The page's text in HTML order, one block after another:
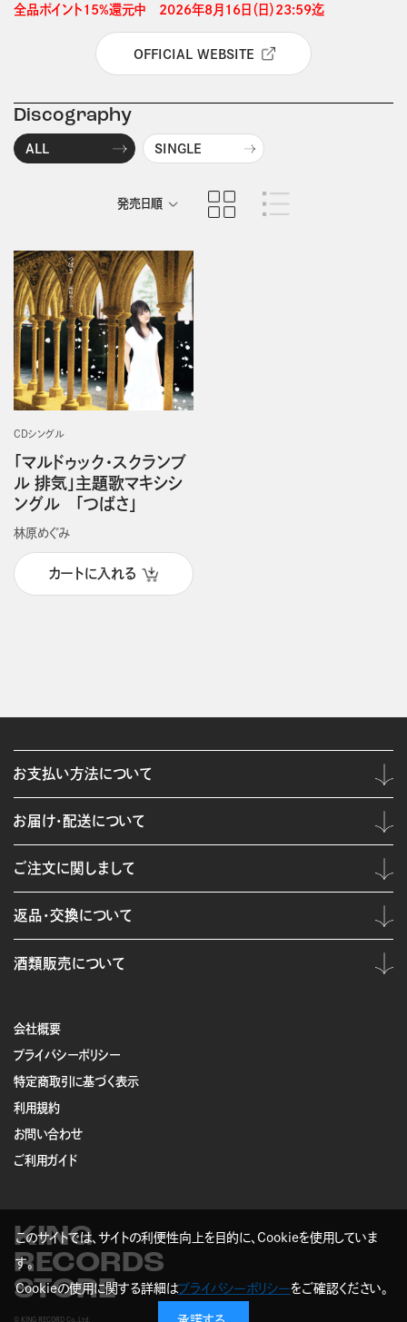
全品ポイント15%還元中　2026年8月16日（日）23:59迄
OFFICIAL WEBSITE
Discography
ALL SINGLE
発売日順
CDシングル
「マルドゥック・スクランブ
ル 排気」主題歌マキシシ
ングル 「つばさ」
林原めぐみ
カートに入れる
会社概要
プライバシーポリシー
特定商取引に基づく表示
利用規約
お問い合わせ
ご利用ガイド
KING
RECORDS
STORE
© KING RECORD Co.,Ltd.
お支払い方法について
お届け・配送について
ご注文に関しまして
返品・交換について
酒類販売について
このサイトでは、サイトの利便性向上を目的に、Cookieを使用していま
す。
Cookieの使用に関する詳細はプライバシーポリシーをご確認ください。